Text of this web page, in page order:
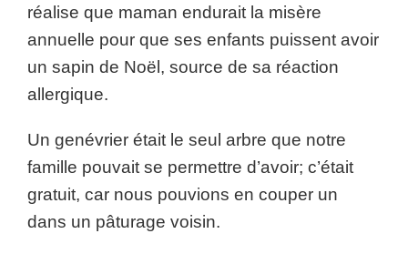
réalise que maman endurait la misère
annuelle pour que ses enfants puissent avoir
un sapin de Noël, source de sa réaction
allergique.
Un genévrier était le seul arbre que notre
famille pouvait se permettre d’avoir; c’était
gratuit, car nous pouvions en couper un
dans un pâturage voisin.